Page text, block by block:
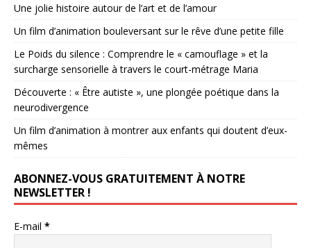
Une jolie histoire autour de l’art et de l’amour
Un film d’animation bouleversant sur le rêve d’une petite fille
Le Poids du silence : Comprendre le « camouflage » et la
surcharge sensorielle à travers le court-métrage Maria
Découverte : « Être autiste », une plongée poétique dans la
neurodivergence
Un film d’animation à montrer aux enfants qui doutent d’eux-
mêmes
ABONNEZ-VOUS GRATUITEMENT À NOTRE
NEWSLETTER !
E-mail *